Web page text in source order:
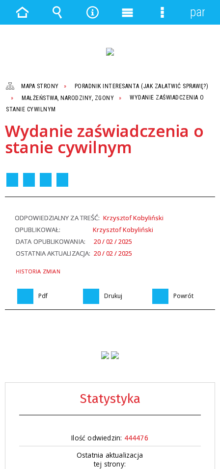
Statystyka
Ilość odwiedzin: 444476
Ostatnia aktualizacja
tej strony:
MAPA STRONY
PORADNIK INTERESANTA (JAK ZAŁATWIĆ SPRAWĘ?)
MAŁŻEŃSTWA, NARODZINY, ZGONY
WYDANIE ZAŚWIADCZENIA O
STANIE CYWILNYM
Wydanie zaświadczenia o
stanie cywilnym
ODPOWIEDZIALNY ZA TREŚĆ: Krzysztof Kobyliński
OPUBLIKOWAŁ:
Krzysztof Kobyliński
DATA OPUBLIKOWANIA:
20 / 02 / 2025
OSTATNIA AKTUALIZACJA: 20 / 02 / 2025
HISTORIA ZMIAN
Pdf Drukuj Powrót
Strona Wyszukiwarka
NarzędziaMenu
Menu
panel